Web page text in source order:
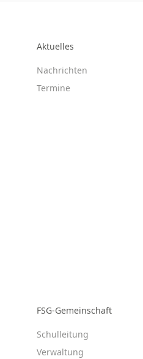
Aktuelles
Nachrichten
Termine
FSG-Gemeinschaft
Schulleitung
Verwaltung